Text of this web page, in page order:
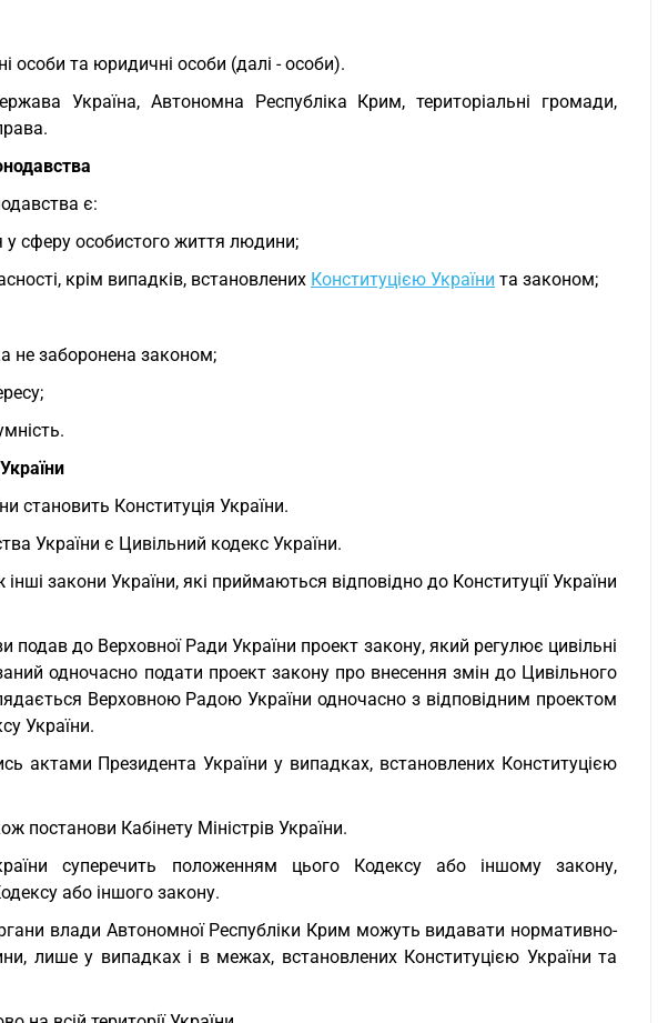
особи та юридичні особи (далі - особи).
Україна, Автономна Республіка Крим, територіальні громади,
є:
у сферу особистого життя людини;
крім випадків, встановлених Конституцією України та законом;
не заборонена законом;
становить Конституція України.
України є Цивільний кодекс України.
закони України, які приймаються відповідно до Конституції України
подав до Верховної Ради України проект закону, який регулює цивільні
одночасно подати проект закону про внесення змін до Цивільного
Верховною Радою України одночасно з відповідним проектом
України.
актами Президента України у випадках, встановлених Конституцією
постанови Кабінету Міністрів України.
суперечить положенням цього Кодексу або іншому закону,
або іншого закону.
влади Автономної Республіки Крим можуть видавати нормативно-
лише у випадках і в межах, встановлених Конституцією України та